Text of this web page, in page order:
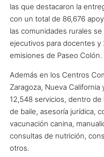
las que destacaron la
con un total de 86,676
las comunidades rurales
ejecutivos para docentes y
emisiones de Paseo Colón.
Además en los Centros
Zaragoza, Nueva
12,548 servicios, dentro
de baile, asesoría jurídica,
vacunación canina,
consultas de nutrición,
otros.